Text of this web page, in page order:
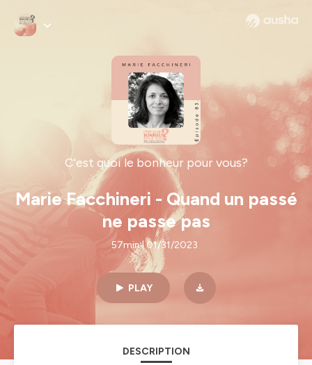
C'est quoi le bonheur pour vous?
Marie Facchineri - Quand un passé
ne passe pas
57min | 01/31/2023
PLAY
DESCRIPTION